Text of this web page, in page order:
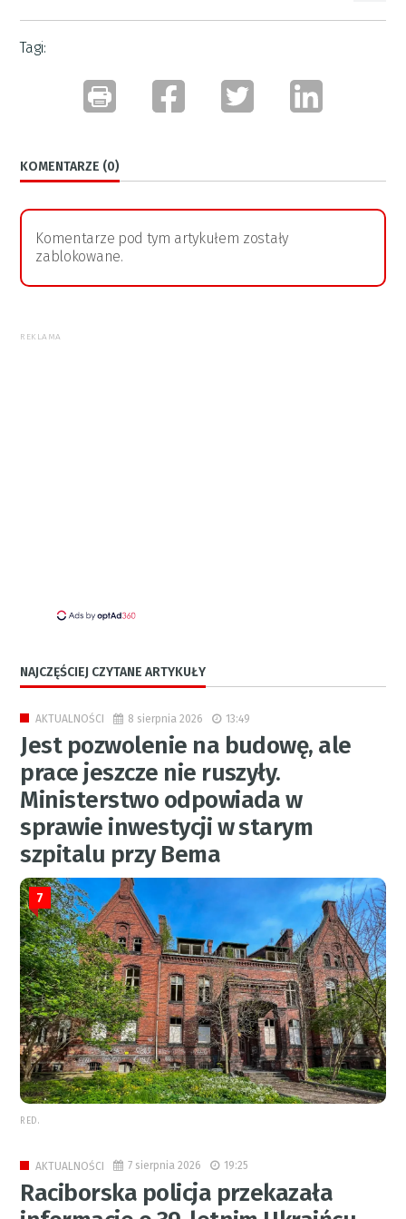
Tagi:
KOMENTARZE (0)
Komentarze pod tym artykułem zostały
zablokowane.
REKLAMA
NAJCZĘŚCIEJ CZYTANE ARTYKUŁY
AKTUALNOŚCI 8 sierpnia 2026 13:49
Jest pozwolenie na budowę, ale
prace jeszcze nie ruszyły.
Ministerstwo odpowiada w
sprawie inwestycji w starym
szpitalu przy Bema
7
RED.
AKTUALNOŚCI 7 sierpnia 2026 19:25
Raciborska policja przekazała